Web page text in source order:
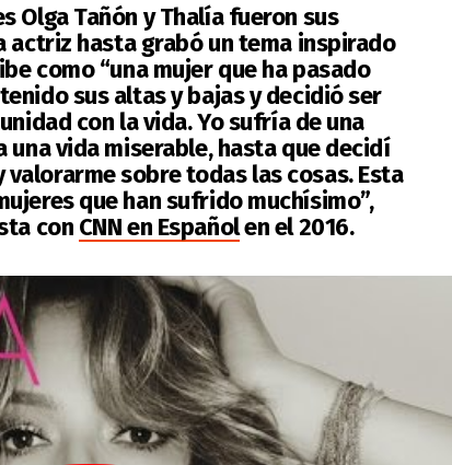
Olga Tañón y Thalía fueron sus
actriz hasta grabó un tema inspirado
como “una mujer que ha pasado
sus altas y bajas y decidió ser
con la vida. Yo sufría de una
una vida miserable, hasta que decidí
sobre todas las cosas. Esta
que han sufrido muchísimo”,
con CNN en Españolen el 2016.